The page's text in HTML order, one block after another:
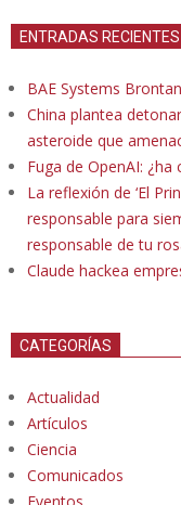
ENTRADAS RECIENTES
BAE Systems
China plantea
asteroide que
Fuga de OpenAI:
La reflexión de ‘El
responsable para
responsable de tu
Claude hackea
CATEGORÍAS
Actualidad
Artículos
Ciencia
Comunicados